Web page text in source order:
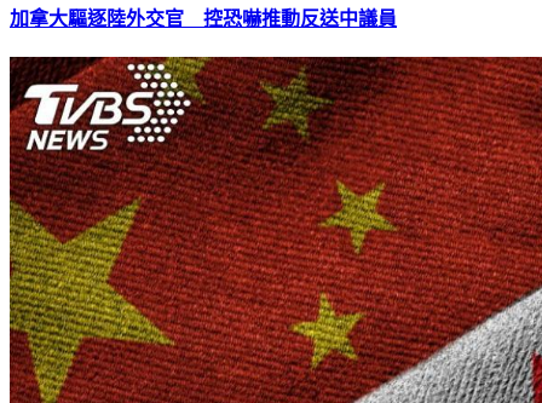
加拿大驅逐陸外交官 控恐嚇推動反送中議員